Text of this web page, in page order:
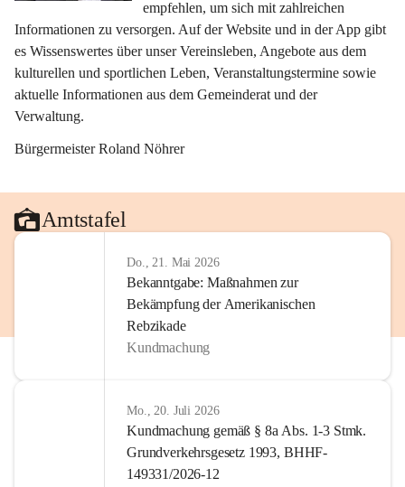
empfehlen, um sich mit zahlreichen
Informationen zu versorgen. Auf der Website und in der App gibt
es Wissenswertes über unser Vereinsleben, Angebote aus dem
kulturellen und sportlichen Leben, Veranstaltungstermine sowie
aktuelle Informationen aus dem Gemeinderat und der
Verwaltung.
Bürgermeister Roland Nöhrer
Amtstafel
Do., 21. Mai 2026
Bekanntgabe: Maßnahmen zur
Bekämpfung der Amerikanischen
Rebzikade
Kundmachung
Mo., 20. Juli 2026
Kundmachung gemäß § 8a Abs. 1-3 Stmk.
Grundverkehrsgesetz 1993, BHHF-
149331/2026-12